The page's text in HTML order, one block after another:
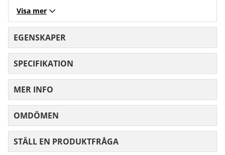
Visa mer
EGENSKAPER
SPECIFIKATION
MER INFO
OMDÖMEN
STÄLL EN PRODUKTFRÅGA